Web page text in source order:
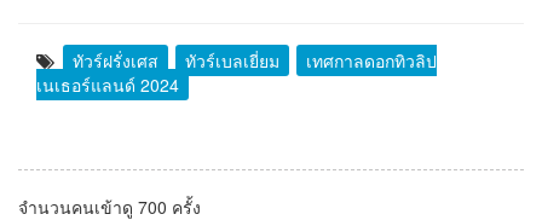
ทัวร์ฝรั่งเศส ทัวร์เบลเยี่ยม
เทศกาลดอกทิวลิป
เนเธอร์แลนด์ 2024
จำนวนคนเข้าดู 700 ครั้ง